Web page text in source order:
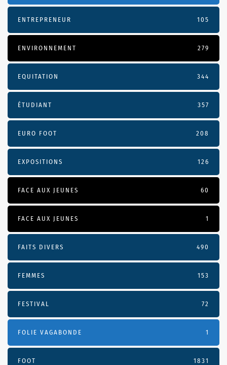
ENTREPRENEUR 105
ENVIRONNEMENT 279
EQUITATION 344
ÉTUDIANT 357
EURO FOOT 208
EXPOSITIONS 126
FACE AUX JEUNES 60
FACE AUX JEUNES 1
FAITS DIVERS 490
FEMMES 153
FESTIVAL 72
FOLIE VAGABONDE 1
FOOT 1831